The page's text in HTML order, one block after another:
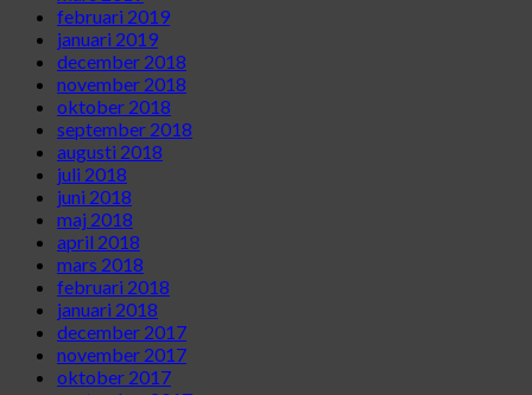
februari 2019
januari 2019
december 2018
november 2018
oktober 2018
september 2018
augusti 2018
juli 2018
juni 2018
maj 2018
april 2018
mars 2018
februari 2018
januari 2018
december 2017
november 2017
oktober 2017